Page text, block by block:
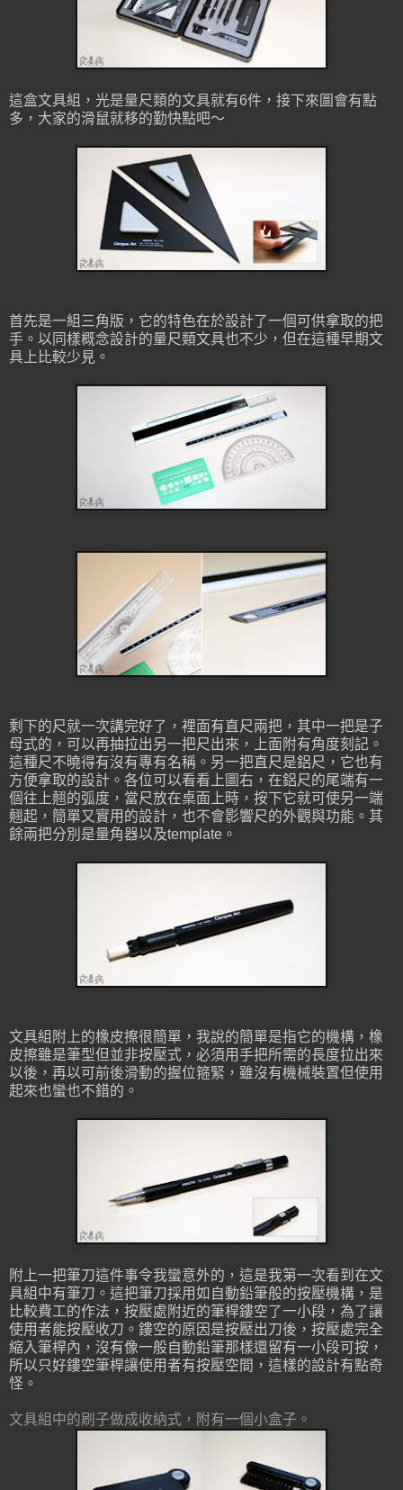
這盒文具組，光是量尺類的文具就有6件，接下來圖會有點
多，大家的滑鼠就移的勤快點吧～
首先是一組三角版，它的特色在於設計了一個可供拿取的把
手。以同樣概念設計的量尺類文具也不少，但在這種早期文
具上比較少見。
剩下的尺就一次講完好了，裡面有直尺兩把，其中一把是子
母式的，可以再抽拉出另一把尺出來，上面附有角度刻記。
這種尺不曉得有沒有專有名稱。另一把直尺是鋁尺，它也有
方便拿取的設計。各位可以看看上圖右，在鋁尺的尾端有一
個往上翹的弧度，當尺放在桌面上時，按下它就可使另一端
翹起，簡單又實用的設計，也不會影響尺的外觀與功能。其
餘兩把分別是量角器以及template。
文具組附上的橡皮擦很簡單，我說的簡單是指它的機構，橡
皮擦雖是筆型但並非按壓式，必須用手把所需的長度拉出來
以後，再以可前後滑動的握位箍緊，雖沒有機械裝置但使用
起來也蠻也不錯的。
附上一把筆刀這件事令我蠻意外的，這是我第一次看到在文
具組中有筆刀。這把筆刀採用如自動鉛筆般的按壓機構，是
比較費工的作法，按壓處附近的筆桿鏤空了一小段，為了讓
使用者能按壓收刀。鏤空的原因是按壓出刀後，按壓處完全
縮入筆桿內，沒有像一般自動鉛筆那樣還留有一小段可按，
所以只好鏤空筆桿讓使用者有按壓空間，這樣的設計有點奇
怪。
文具組中的刷子做成收納式，附有一個小盒子。